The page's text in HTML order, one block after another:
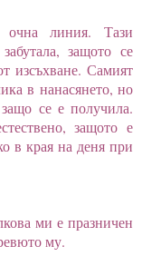
очна линия. Тази
защото се
изсъхване. Самият
в нанасянето, но
се е получила.
защото е
в края на деня при
ми е празничен
му.